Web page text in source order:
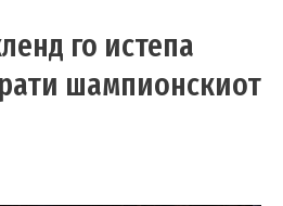
го истепа
шампионскиот